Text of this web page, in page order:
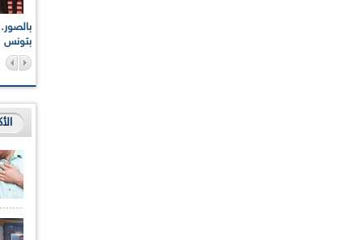
بتونس